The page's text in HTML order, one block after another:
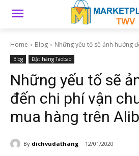
Home Blog Những yếu tố sẽ ảnh hưởng
Blog Đặt hàng Taobao
Những yếu tố sẽ
đến chi phí vận
mua hàng trên
By dichvudathang 12/01/2020